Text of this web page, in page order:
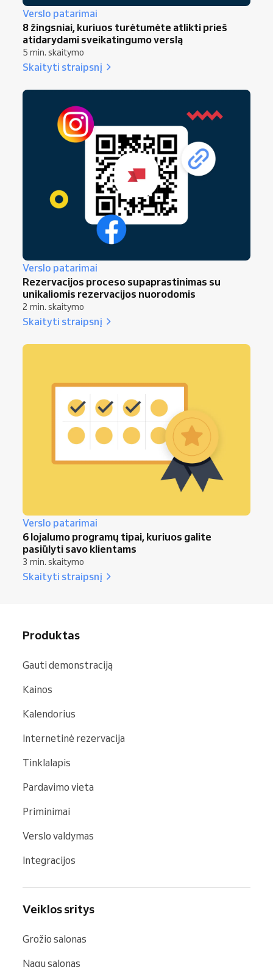
Verslo patarimai
8 žingsniai, kuriuos turėtumėte atlikti prieš
atidarydami sveikatingumo verslą
5 min. skaitymo
Skaityti straipsnį
Verslo patarimai
Rezervacijos proceso supaprastinimas su
unikaliomis rezervacijos nuorodomis
2 min. skaitymo
Skaityti straipsnį
Verslo patarimai
6 lojalumo programų tipai, kuriuos galite
pasiūlyti savo klientams
3 min. skaitymo
Skaityti straipsnį
Produktas
Gauti demonstraciją
Kainos
Kalendorius
Internetinė rezervacija
Tinklalapis
Pardavimo vieta
Priminimai
Verslo valdymas
Integracijos
Veiklos sritys
Grožio salonas
Nagų salonas